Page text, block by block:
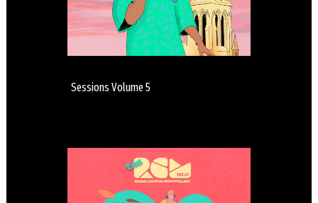
Sessions Volume 5